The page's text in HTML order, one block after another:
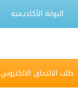
البوابة الأكاديمية
طلب الالتحاق الالكتروني